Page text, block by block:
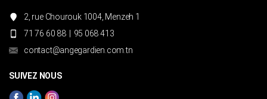
2, rue Chourouk 1004, Menzeh 1
71 76 60 88
95 068 413
contact@angegardien.com.tn
SUIVEZ NOUS